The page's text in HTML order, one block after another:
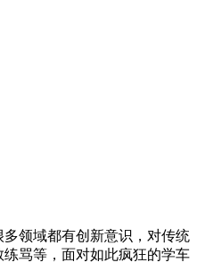
领域都有创新意识，对传统
骂等，面对如此疯狂的学车